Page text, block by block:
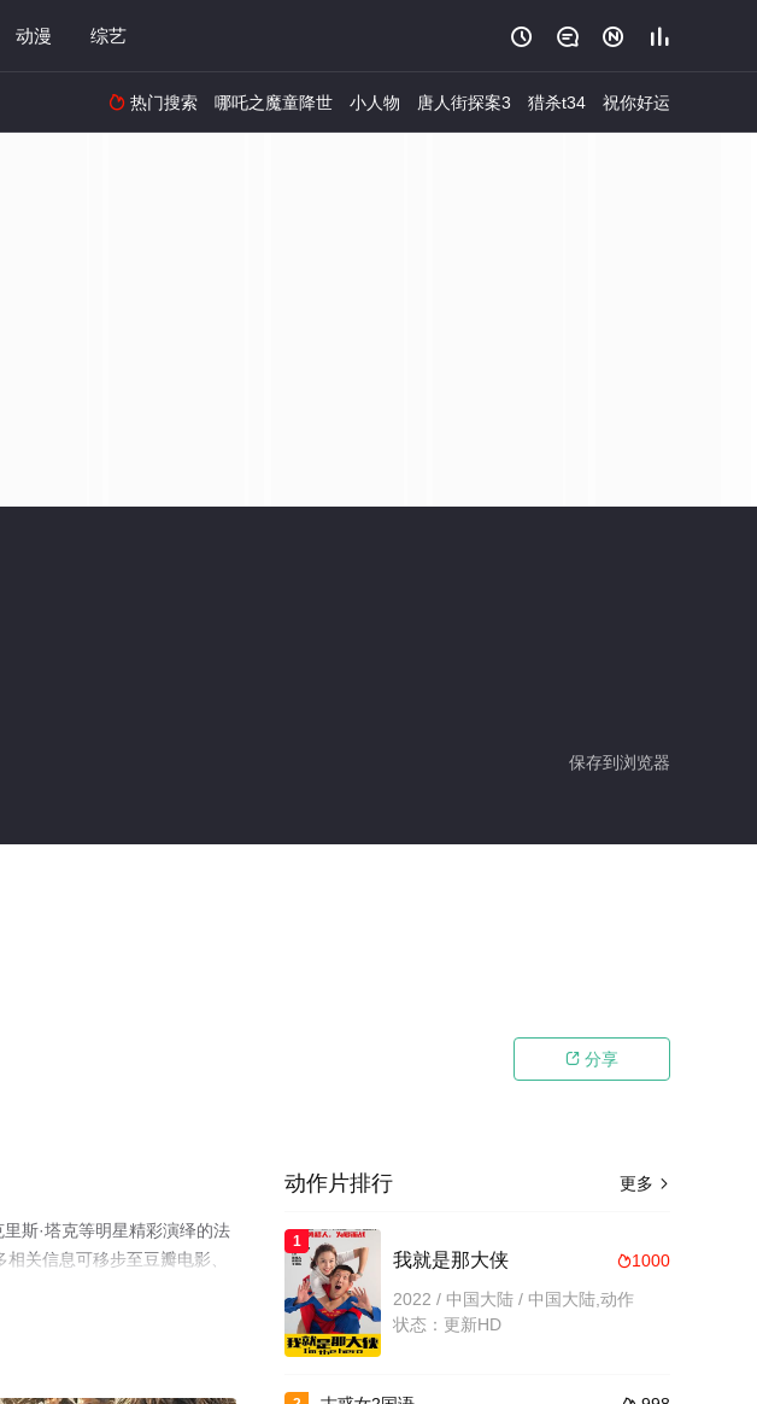
动漫 综艺    
 热门搜索 哪吒之魔童降世 小人物 唐人街探案3 猎杀t34 祝你好运
保存到浏览器
 分享
斯·塔克等明星精彩演绎的法
关信息可移步至豆瓣电影、
更多 
动作片排行
1
1000
我就是那大侠
2022 / 中国大陆 / 中国大陆,动作
状态：更新HD